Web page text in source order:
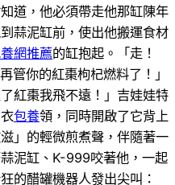
道，他必須帶走他那缸陳年
蒜泥缸前，使出他搬運食材
網推薦的缸抱起。「走！
管你的紅棗枸杞燃料了！」
紅棗我飛不遠！」吉娃娃特
包養領，同時開啟了它背上
」的輕微煎煮聲，伴隨著一
泥缸、K-999咬著他，一起
的醋罐機器人發出尖叫：